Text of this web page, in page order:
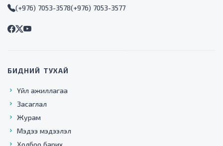
(+976) 7053-3578(+976) 7053-3577
БИДНИЙ ТУХАЙ
Үйл ажиллагаа
Засаглал
Журам
Мэдээ мэдээлэл
Холбоо барих